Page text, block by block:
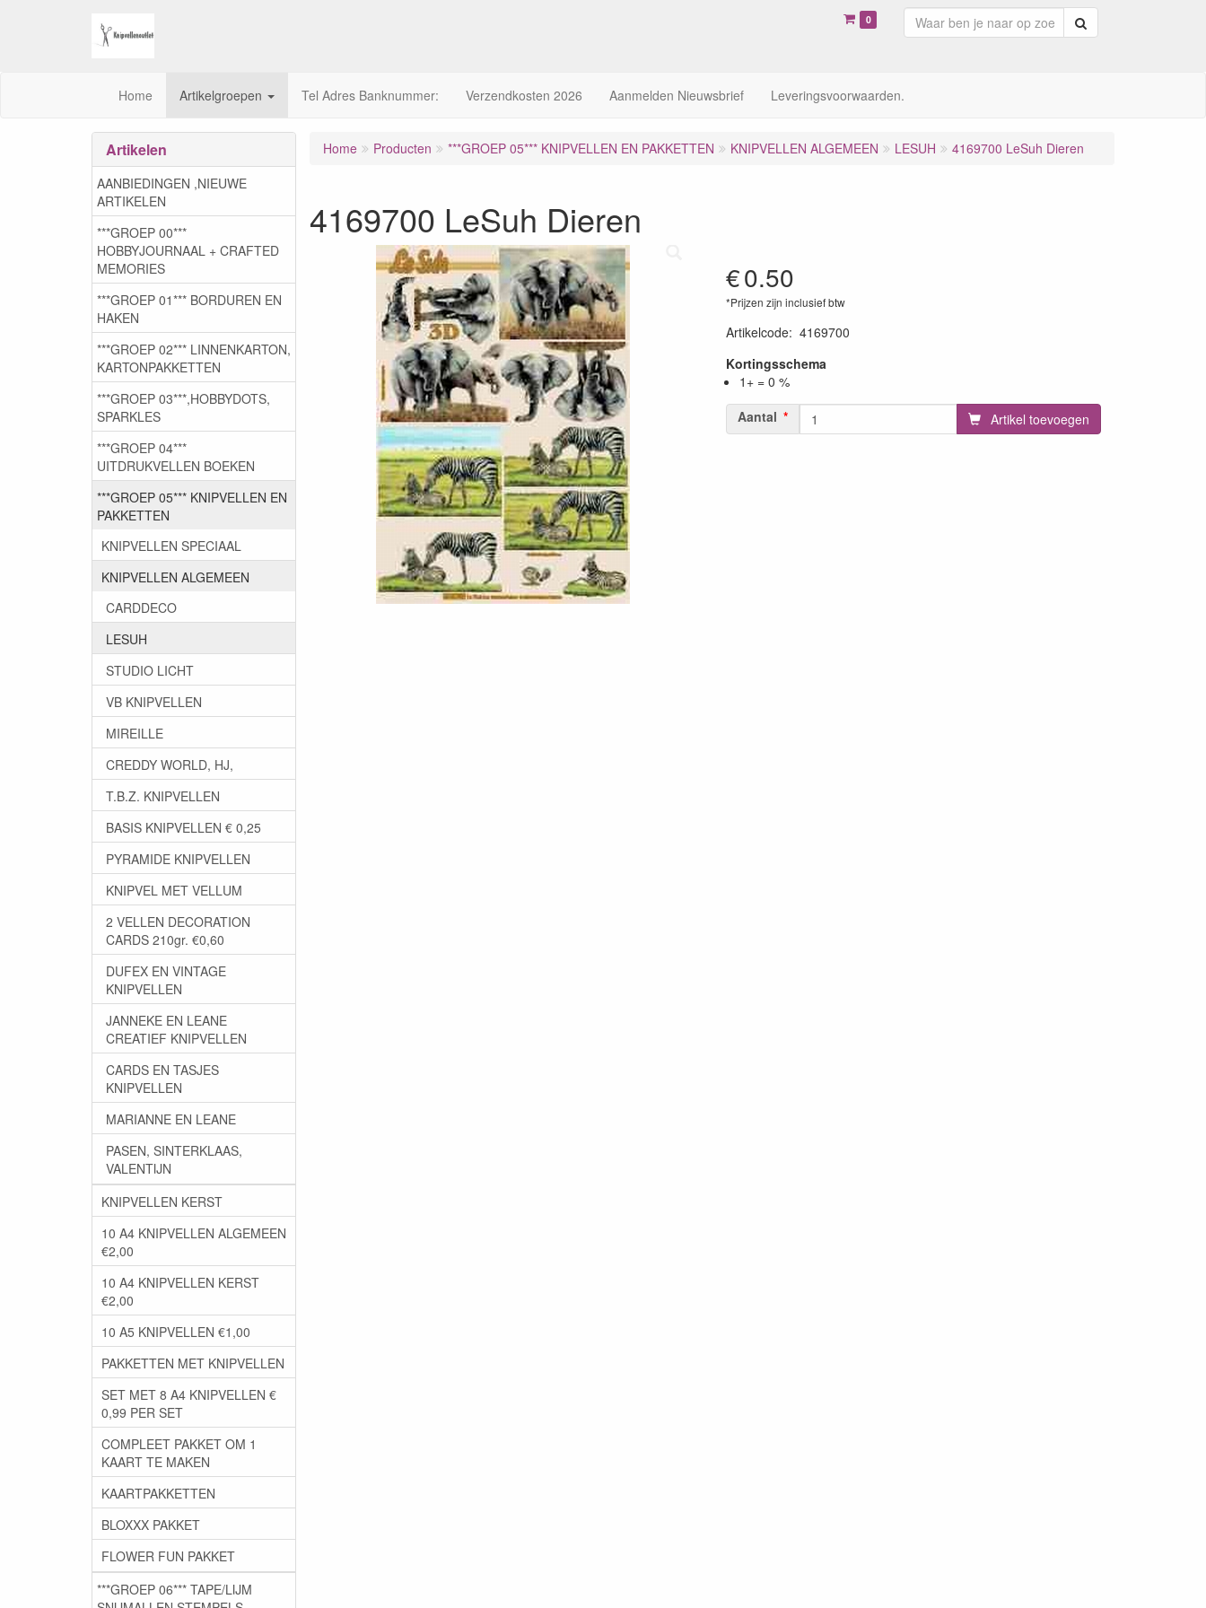
0
Home Artikelgroepen Tel Adres Banknummer: Verzendkosten 2026 Aanmelden Nieuwsbrief Leveringsvoorwaarden.
Home Producten ***GROEP 05*** KNIPVELLEN EN PAKKETTEN KNIPVELLEN ALGEMEEN LESUH 4169700 LeSuh Dieren
4169700 LeSuh Dieren
€0.50
*Prijzen zijn inclusief btw
Artikelcode: 4169700
Kortingsschema
1+ = 0 %
Aantal
Artikel toevoegen
Artikelen
AANBIEDINGEN ,NIEUWE
ARTIKELEN
***GROEP 00***
HOBBYJOURNAAL + CRAFTED
MEMORIES
***GROEP 01*** BORDUREN EN
HAKEN
***GROEP 02*** LINNENKARTON,
KARTONPAKKETTEN
***GROEP 03***,HOBBYDOTS,
SPARKLES
***GROEP 04***
UITDRUKVELLEN BOEKEN
***GROEP 05*** KNIPVELLEN EN
PAKKETTEN
KNIPVELLEN SPECIAAL
KNIPVELLEN ALGEMEEN
CARDDECO
LESUH
STUDIO LICHT
VB KNIPVELLEN
MIREILLE
CREDDY WORLD, HJ,
T.B.Z. KNIPVELLEN
BASIS KNIPVELLEN € 0,25
PYRAMIDE KNIPVELLEN
KNIPVEL MET VELLUM
2 VELLEN DECORATION
CARDS 210gr. €0,60
DUFEX EN VINTAGE
KNIPVELLEN
JANNEKE EN LEANE
CREATIEF KNIPVELLEN
CARDS EN TASJES
KNIPVELLEN
MARIANNE EN LEANE
PASEN, SINTERKLAAS,
VALENTIJN
KNIPVELLEN KERST
10 A4 KNIPVELLEN ALGEMEEN
€2,00
10 A4 KNIPVELLEN KERST
€2,00
10 A5 KNIPVELLEN €1,00
PAKKETTEN MET KNIPVELLEN
SET MET 8 A4 KNIPVELLEN €
0,99 PER SET
COMPLEET PAKKET OM 1
KAART TE MAKEN
KAARTPAKKETTEN
BLOXXX PAKKET
FLOWER FUN PAKKET
***GROEP 06*** TAPE/LIJM